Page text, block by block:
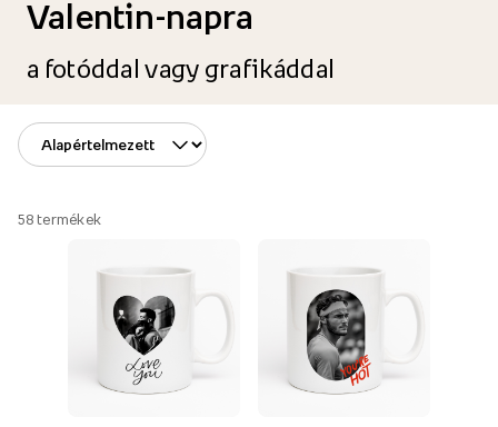
Valentin-napra
a fotóddal vagy grafikáddal
58 termékek